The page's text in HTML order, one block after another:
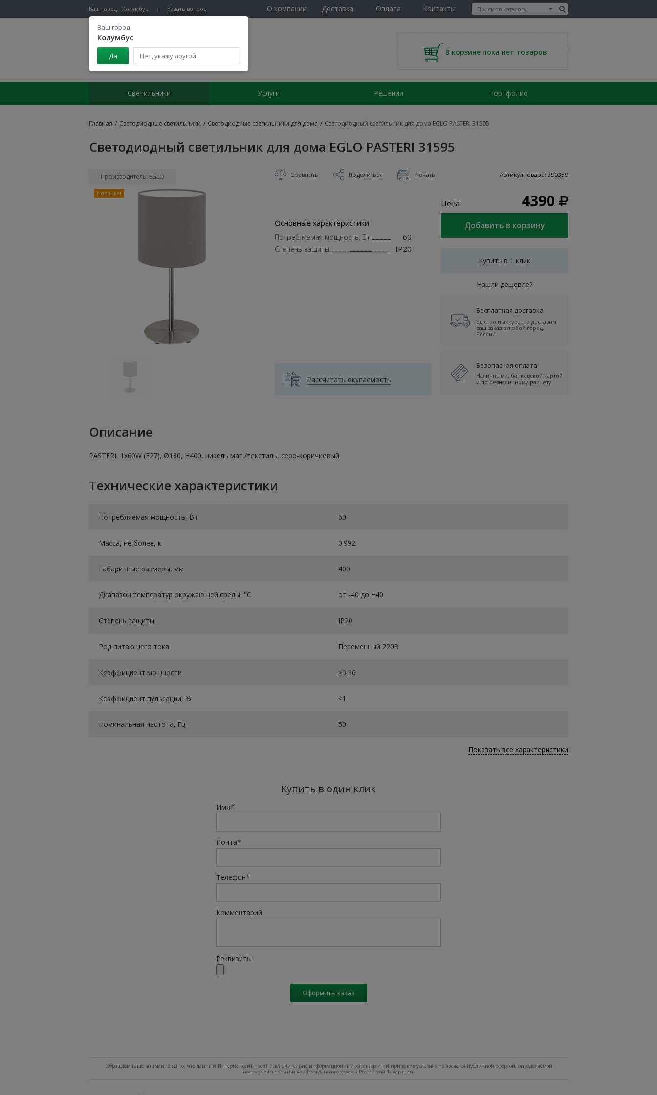
Ваш город: Колумбус
Ваш город
Колумбус
Да
Задать вопрос О компании Доставка Оплата Контакты
Центр светодиодного освещения
В корзине пока нет товаров
Светильники Услуги Решения Портфолио
Главная / Светодиодные светильники / Светодиодные светильники для дома / Светодиодный светильник для дома EGLO PASTERI 31595
Светодиодный светильник для дома EGLO PASTERI 31595
Производитель: EGLO
Новинка!
Сравнить Поделиться Печать Артикул товара: 390359
Основные характеристики
Потребляемая мощность, Вт 60
Степень защиты IP20
Рассчитать окупаемость
Цена: 4390
Купить в 1 клик
Нашли дешевле?
Бесплатная доставка
Быстро и аккуратно доставим
ваш заказ в любой город
России
Безопасная оплата
Наличными, банковской картой
и по безналичному расчету
Описание
PASTERI, 1х60W (E27), Ø180, H400, никель мат./текстиль, cеро-коричневый
Технические характеристики
Потребляемая мощность, Вт 60
Масса, не более, кг 0.992
Габаритные размеры, мм 400
Диапазон температур окружающей среды, °C от -40 до +40
Степень защиты IP20
Род питающего тока Переменный 220В
Коэффициент мощности ≥0,96
Коэффициент пульсации, % <1
Номинальная частота, Гц 50
Показать все характеристики
Купить в один клик
Имя*
Почта*
Телефон*
Комментарий
Реквизиты
Оформить заказ
Обращаем ваше внимание на то, что данный Интернет-сайт носит исключительно информационный характер и ни при каких условиях не является публичной офертой, определяемой
положениями Статьи 437 Гражданского кодекса Российской Федерации.